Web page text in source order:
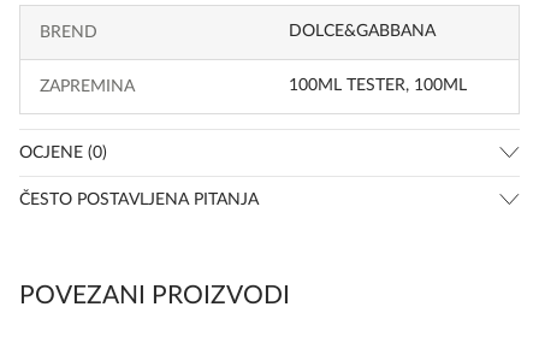
BREND DOLCE&GABBANA
ZAPREMINA 100ML TESTER, 100ML
OCJENE (0)
ČESTO POSTAVLJENA PITANJA
POVEZANI PROIZVODI